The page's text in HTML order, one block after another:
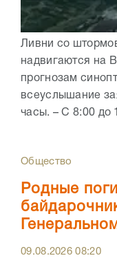
Ливни со
надвигаются на
прогнозам
всеуслышание
часы. – С 8:00 до
Общество
Родные
09.08.202608:20